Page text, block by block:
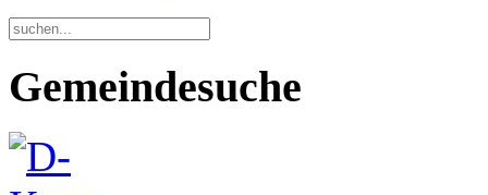
Gemeindesuche